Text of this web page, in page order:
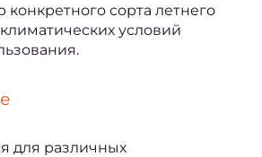
конкретного сорта летнего
условий
для различных